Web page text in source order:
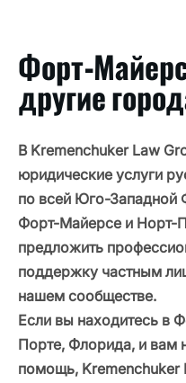
Форт-
другие
В Kremenchuker Law
юридические услуги
по всей Юго-
Форт-Майерсе и Норт-
предложить
поддержку частным
нашем сообществе.
Если вы находитесь в
Порте, Флорида, и вам
помощь, Kremenchuker